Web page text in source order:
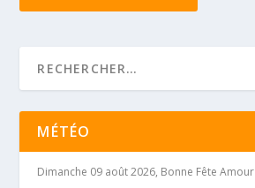
MÉTÉO
Dimanche 09 août 2026, Bonne Fête Amour